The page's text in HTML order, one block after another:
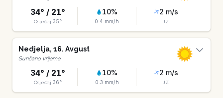
34° / 21°
Osjećaj 35°
10%
0.4 mm/h
2 m/s
JZ
Nedjelja, 16. Avgust
Sunčano vrijeme
34° / 21°
Osjećaj 36°
10%
0.3 mm/h
2 m/s
JZ